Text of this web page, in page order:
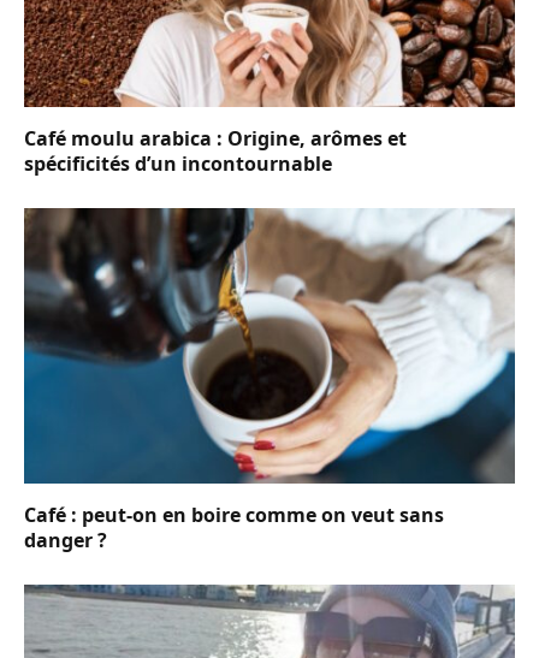
Café moulu arabica : Origine, arômes et
spécificités d’un incontournable
Café : peut-on en boire comme on veut sans
danger ?